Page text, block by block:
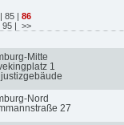
| 85 | 86
95 | >>
Mitte
1
Nord
27